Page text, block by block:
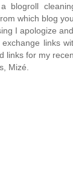
blogroll
which blog
I apologize
links
links for my
Mizé.